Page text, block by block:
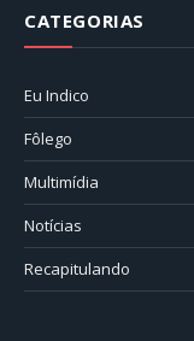
CATEGORIAS
Eu Indico
Fôlego
Multimídia
Notícias
Recapitulando